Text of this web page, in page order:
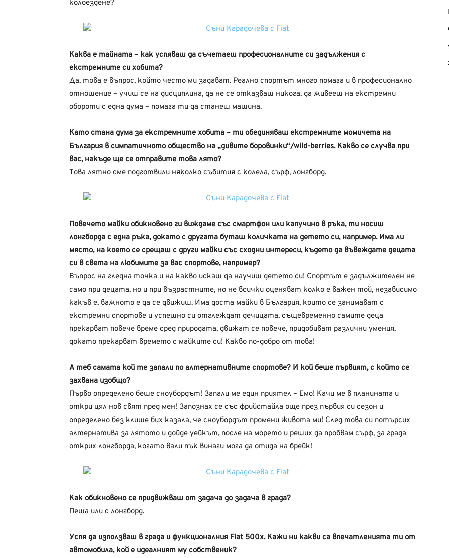
колоездене?
Каква е тайната – как успяваш да съчетаеш професионалните си задължения с
екстремните си хобита?
Да, това е въпрос, който често ми задават. Реално спортът много помага и в професионално
отношение – учиш се на дисциплина, да не се отказваш никога, да живееш на екстремни
обороти с една дума – помага ти да станеш машина.
Като стана дума за екстремните хобита – ти обединяваш екстремните момичета на
България в симпатичното общество на „дивите боровинки“/wild-berries. Какво се случва при
вас, накъде ще се отправите това лято?
Това лятно сме подготвили няколко събития с колела, сърф, лонгборд.
Повечето майки обикновено ги виждаме със смартфон или капучино в ръка, ти носиш
лонгборда с една ръка, докато с другата буташ количката на детето си, например. Има ли
място, на което се срещаш с други майки със сходни интереси, където да въвеждате децата
си в света на любимите за вас спортове, например?
Въпрос на гледна точка и на какво искаш да научиш детето си! Спортът е задължителен не
само при децата, но и при възрастните, но не всички оценяват колко е важен той, независимо
какъв е, важното е да се движиш. Има доста майки в България, които се занимават с
екстремни спортове и успешно си отглеждат дечицата, същевременно самите деца
прекарват повече време сред природата, движат се повече, придобиват различни умения,
докато прекарват времето с майките си! Какво по-добро от това!
А теб самата кой те запали по алтернативните спортове? И кой беше първият, с който се
захвана изобщо?
Първо определено беше сноубордът! Запали ме един приятел – Емо! Качи ме в планината и
откри цял нов свят пред мен! Запознах се със фрийстайла още през първия си сезон и
определено без клише бих казала, че сноубордът промени живота ми! След това си потърсих
алтернатива за лятото и дойде уейкът, после на морето и реших да пробвам сърф, за града
открих лонгборда, когато вали пък винаги мога да отида на брейк!
Как обикновено се придвижваш от задача до задача в града?
Пеша или с лонгборд.
Успя да използваш в града и функционалния Fiat 500x. Кажи ни какви са впечатленията ти от
автомобила, кой е идеалният му собственик?